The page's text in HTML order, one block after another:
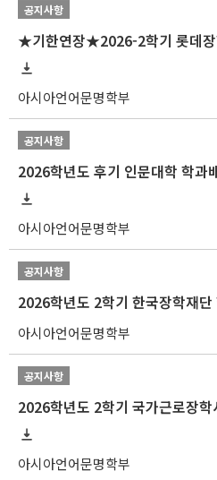
공지사항
아시아언어문명학부
공지사항
2026학년도 후기 인문대학 학과
아시아언어문명학부
공지사항
아시아언어문명학부
공지사항
아시아언어문명학부